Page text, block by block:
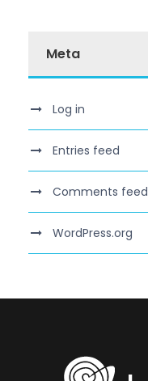
Meta
Log in
Entries feed
Comments feed
WordPress.org